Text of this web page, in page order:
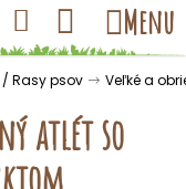
Hľadať Prihlásenie
Nákupný
košík
Menu
Rasy psov Veľké a
atlét so